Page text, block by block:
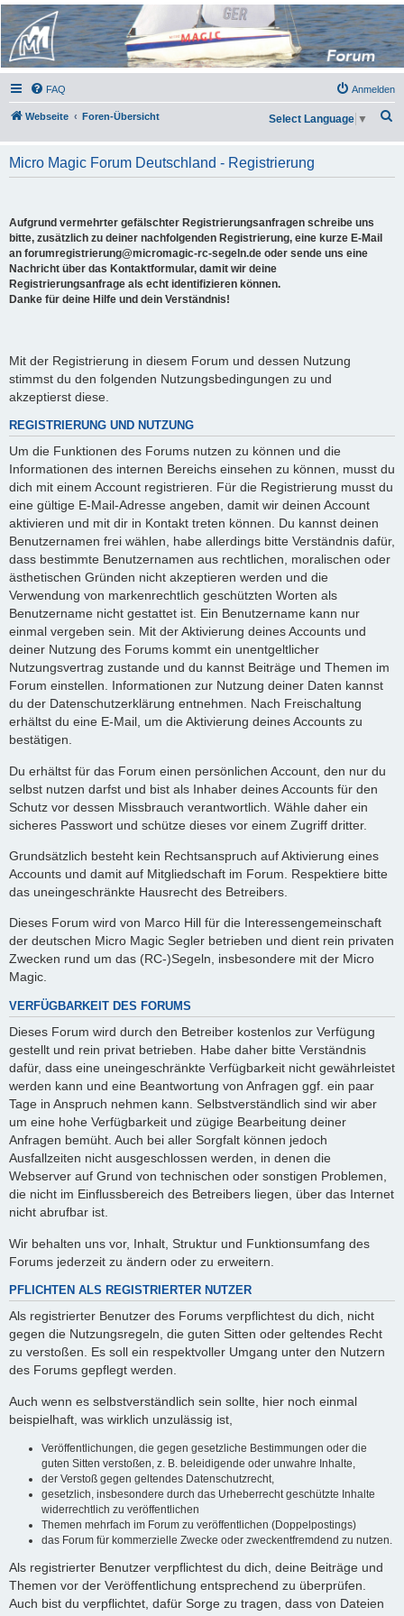
Micro Magic Forum
Deutschland
FAQ Anmelden
Webseite Foren-Übersicht
h
Select Language ▼
Micro Magic Forum Deutschland - Registrierung
Aufgrund vermehrter gefälschter Registrierungsanfragen schreibe uns
bitte, zusätzlich zu deiner nachfolgenden Registrierung, eine kurze E-Mail
an forumregistrierung@micromagic-rc-segeln.de oder sende uns eine
Nachricht über das Kontaktformular, damit wir deine
Registrierungsanfrage als echt identifizieren können.
Danke für deine Hilfe und dein Verständnis!
Mit der Registrierung in diesem Forum und dessen Nutzung
stimmst du den folgenden Nutzungsbedingungen zu und
akzeptierst diese.
REGISTRIERUNG UND NUTZUNG
Um die Funktionen des Forums nutzen zu können und die
Informationen des internen Bereichs einsehen zu können, musst du
dich mit einem Account registrieren. Für die Registrierung musst du
eine gültige E-Mail-Adresse angeben, damit wir deinen Account
aktivieren und mit dir in Kontakt treten können. Du kannst deinen
Benutzernamen frei wählen, habe allerdings bitte Verständnis dafür,
dass bestimmte Benutzernamen aus rechtlichen, moralischen oder
ästhetischen Gründen nicht akzeptieren werden und die
Verwendung von markenrechtlich geschützten Worten als
Benutzername nicht gestattet ist. Ein Benutzername kann nur
einmal vergeben sein. Mit der Aktivierung deines Accounts und
deiner Nutzung des Forums kommt ein unentgeltlicher
Nutzungsvertrag zustande und du kannst Beiträge und Themen im
Forum einstellen. Informationen zur Nutzung deiner Daten kannst
du der Datenschutzerklärung entnehmen. Nach Freischaltung
erhältst du eine E-Mail, um die Aktivierung deines Accounts zu
bestätigen.
Du erhältst für das Forum einen persönlichen Account, den nur du
selbst nutzen darfst und bist als Inhaber deines Accounts für den
Schutz vor dessen Missbrauch verantwortlich. Wähle daher ein
sicheres Passwort und schütze dieses vor einem Zugriff dritter.
Grundsätzlich besteht kein Rechtsanspruch auf Aktivierung eines
Accounts und damit auf Mitgliedschaft im Forum. Respektiere bitte
das uneingeschränkte Hausrecht des Betreibers.
Dieses Forum wird von Marco Hill für die Interessengemeinschaft
der deutschen Micro Magic Segler betrieben und dient rein privaten
Zwecken rund um das (RC-)Segeln, insbesondere mit der Micro
Magic.
VERFÜGBARKEIT DES FORUMS
Dieses Forum wird durch den Betreiber kostenlos zur Verfügung
gestellt und rein privat betrieben. Habe daher bitte Verständnis
dafür, dass eine uneingeschränkte Verfügbarkeit nicht gewährleistet
werden kann und eine Beantwortung von Anfragen ggf. ein paar
Tage in Anspruch nehmen kann. Selbstverständlich sind wir aber
um eine hohe Verfügbarkeit und zügige Bearbeitung deiner
Anfragen bemüht. Auch bei aller Sorgfalt können jedoch
Ausfallzeiten nicht ausgeschlossen werden, in denen die
Webserver auf Grund von technischen oder sonstigen Problemen,
die nicht im Einflussbereich des Betreibers liegen, über das Internet
nicht abrufbar ist.
Wir behalten uns vor, Inhalt, Struktur und Funktionsumfang des
Forums jederzeit zu ändern oder zu erweitern.
PFLICHTEN ALS REGISTRIERTER NUTZER
Als registrierter Benutzer des Forums verpflichtest du dich, nicht
gegen die Nutzungsregeln, die guten Sitten oder geltendes Recht
zu verstoßen. Es soll ein respektvoller Umgang unter den Nutzern
des Forums gepflegt werden.
Auch wenn es selbstverständlich sein sollte, hier noch einmal
beispielhaft, was wirklich unzulässig ist,
Veröffentlichungen, die gegen gesetzliche Bestimmungen oder die
guten Sitten verstoßen, z. B. beleidigende oder unwahre Inhalte,
der Verstoß gegen geltendes Datenschutzrecht,
gesetzlich, insbesondere durch das Urheberrecht geschützte Inhalte
widerrechtlich zu veröffentlichen
Themen mehrfach im Forum zu veröffentlichen (Doppelpostings)
das Forum für kommerzielle Zwecke oder zweckentfremdend zu nutzen.
Als registrierter Benutzer verpflichtest du dich, deine Beiträge und
Themen vor der Veröffentlichung entsprechend zu überprüfen.
Auch bist du verpflichtet, dafür Sorge zu tragen, dass von Dateien